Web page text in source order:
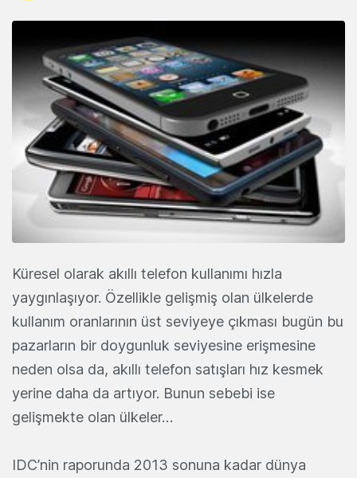
Küresel olarak akıllı telefon kullanımı hızla
yaygınlaşıyor. Özellikle gelişmiş olan ülkelerde
kullanım oranlarının üst seviyeye çıkması bugün bu
pazarların bir doygunluk seviyesine erişmesine
neden olsa da, akıllı telefon satışları hız kesmek
yerine daha da artıyor. Bunun sebebi ise
gelişmekte olan ülkeler…
IDC’nin raporunda 2013 sonuna kadar dünya